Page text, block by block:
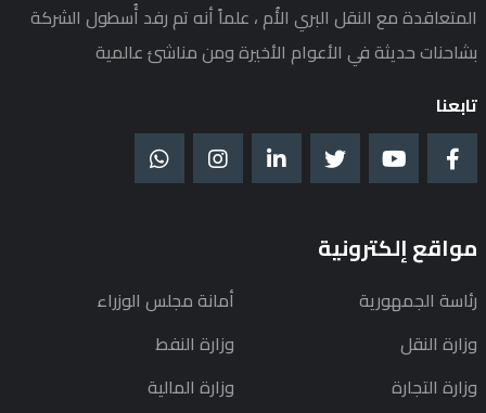
المتعاقدة مع النقل البري الأُم ، علماً أنه تم رفد أُسطول الشركة
بشاحنات حديثة في الأعوام الأخيرة ومن مناشئ عالمية
تابعنا
مواقع إلكترونية
رئاسة الجمهورية
أمانة مجلس الوزراء
وزارة النقل
وزارة النفط
وزارة التجارة
وزارة المالية